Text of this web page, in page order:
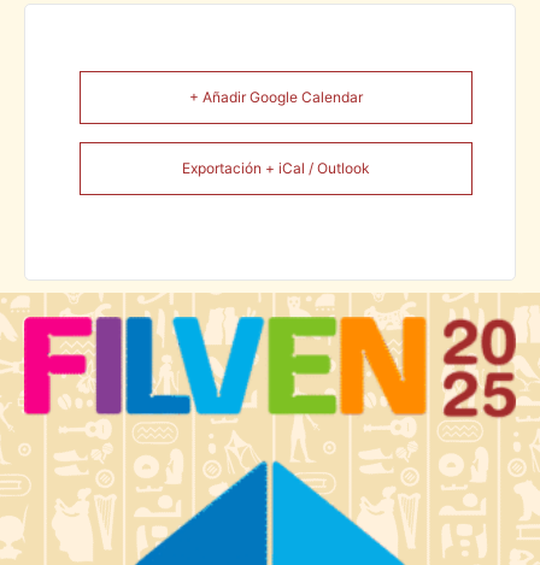
+ Añadir Google Calendar
Exportación + iCal / Outlook